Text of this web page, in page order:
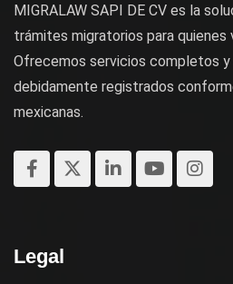
MIGRALAW SAPI DE CV es la
trámites migratorios para quienes
Ofrecemos servicios completos
debidamente registrados
mexicanas.
Legal